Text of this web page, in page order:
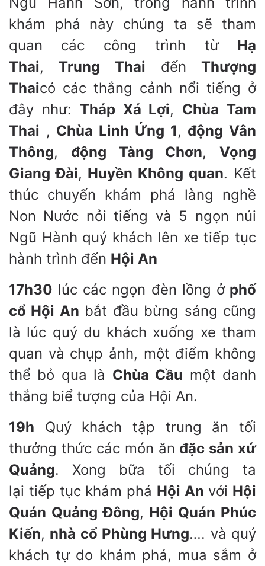
khám phá này chúng ta sẽ tham
quan các công trình từ Hạ
Thai, Trung Thai đến Thượng
Thaicó các thắng cảnh nổi tiếng ở
đây như: Tháp Xá Lợi, Chùa Tam
Thai , Chùa Linh Ứng 1, động Vân
Thông, động Tàng Chơn, Vọng
Giang Đài, Huyền Không quan. Kết
thúc chuyến khám phá làng nghề
Non Nước nỏi tiếng và 5 ngọn núi
Ngũ Hành quý khách lên xe tiếp tục
hành trình đến Hội An
17h30 lúc các ngọn đèn lồng ởphố
cổ Hội An bắt đầu bừng sáng cũng
là lúc quý du khách xuống xe tham
quan và chụp ảnh, một điểm không
thể bỏ qua là Chùa Cầu một danh
thắng biể tượng của Hội An.
19h Quý khách tập trung ăn tối
thưởng thức các món ăn đặc sản xứ
Quảng. Xong bữa tối chúng ta
lại tiếp tục khám phá Hội An với Hội
Quán Quảng Đông, Hội Quán Phúc
Kiến, nhà cổ Phùng Hưng…. và quý
khách tự do khám phá, mua sắm ở